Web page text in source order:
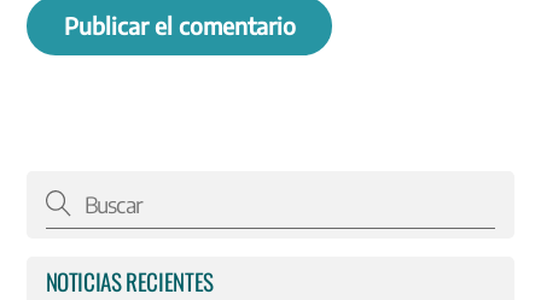
NOTICIAS RECIENTES